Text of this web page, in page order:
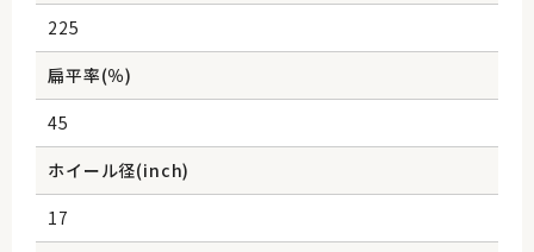
225
扁平率(％)
45
ホイール径(inch)
17